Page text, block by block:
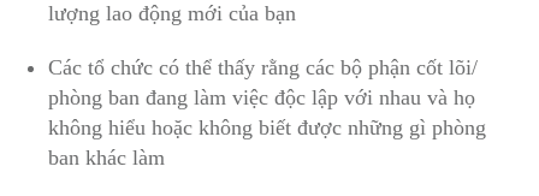
lượng lao động mới của bạn
Các tổ chức có thể thấy rằng các bộ phận cốt lõi/
phòng ban đang làm việc độc lập với nhau và họ
không hiểu hoặc không biết được những gì phòng
ban khác làm